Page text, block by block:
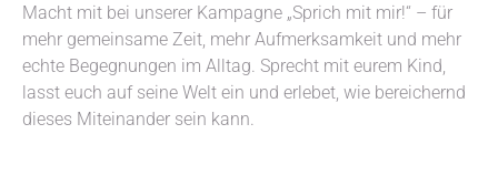
Macht mit bei unserer Kampagne „Sprich mit mir!“ – für
mehr gemeinsame Zeit, mehr Aufmerksamkeit und mehr
echte Begegnungen im Alltag. Sprecht mit eurem Kind,
lasst euch auf seine Welt ein und erlebet, wie bereichernd
dieses Miteinander sein kann.